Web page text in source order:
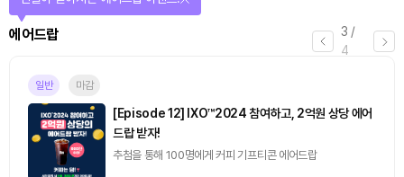
4 /
4
퀴즈
마감
[토큰포스트] 기사 퀴즈 658회차
2026.08.07 (금) ~ 2026.08.08 (토)